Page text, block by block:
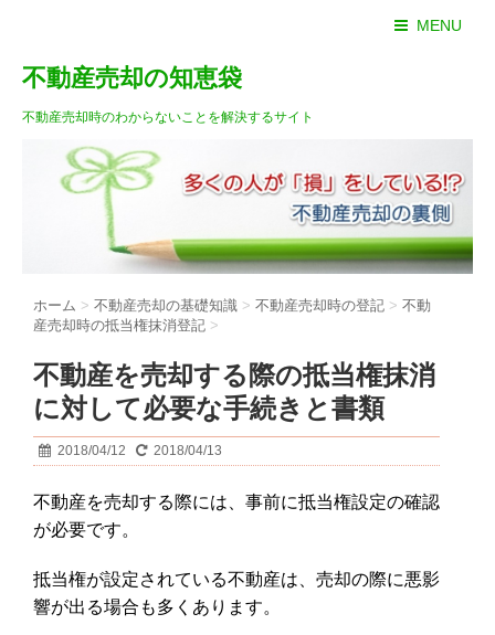
MENU
不動産売却の知恵袋
不動産売却時のわからないことを解決するサイト
ホーム > 不動産売却の基礎知識 > 不動産売却時の登記 > 不動
産売却時の抵当権抹消登記 >
不動産を売却する際の抵当権抹消
に対して必要な手続きと書類
2018/04/12 2018/04/13
不動産を売却する際には、事前に抵当権設定の確認
が必要です。
抵当権が設定されている不動産は、売却の際に悪影
響が出る場合も多くあります。